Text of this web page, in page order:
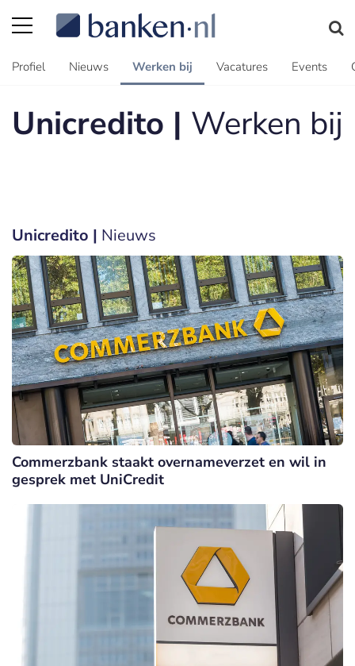
Profiel Nieuws Werken bij Vacatures Events
Unicredito | Werken bij
Unicredito | Nieuws
Commerzbank staakt overnameverzet en wil in
gesprek met UniCredit